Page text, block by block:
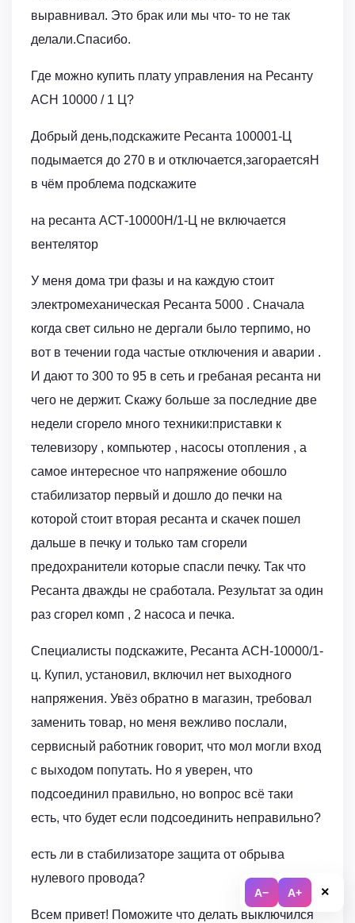
A− A+ ×
выравнивал. Это брак или мы что- то не так
делали.Спасибо.
Где можно купить плату управления на Ресанту
ACH 10000 / 1 Ц?
Добрый день,подскажите Ресанта 100001-Ц
подымается до 270 в и отключается,загораетсяH
в чём проблема подскажите
на ресанта АСТ-10000Н/1-Ц не включается
вентелятор
У меня дома три фазы и на каждую стоит
электромеханическая Ресанта 5000 . Сначала
когда свет сильно не дергали было терпимо, но
вот в течении года частые отключения и аварии .
И дают то 300 то 95 в сеть и гребаная ресанта ни
чего не держит. Скажу больше за последние две
недели сгорело много техники:приставки к
телевизору , компьютер , насосы отопления , а
самое интересное что напряжение обошло
стабилизатор первый и дошло до печки на
которой стоит вторая ресанта и скачек пошел
дальше в печку и только там сгорели
предохранители которые спасли печку. Так что
Ресанта дважды не сработала. Результат за один
раз сгорел комп , 2 насоса и печка.
Специалисты подскажите, Ресанта АСН-10000/1-
ц. Купил, установил, включил нет выходного
напряжения. Увёз обратно в магазин, требовал
заменить товар, но меня вежливо послали,
сервисный работник говорит, что мол могли вход
с выходом попутать. Но я уверен, что
подсоединил правильно, но вопрос всё таки
есть, что будет если подсоединить неправильно?
есть ли в стабилизаторе защита от обрыва
нулевого провода?
Всем привет! Поможите что делать выключился